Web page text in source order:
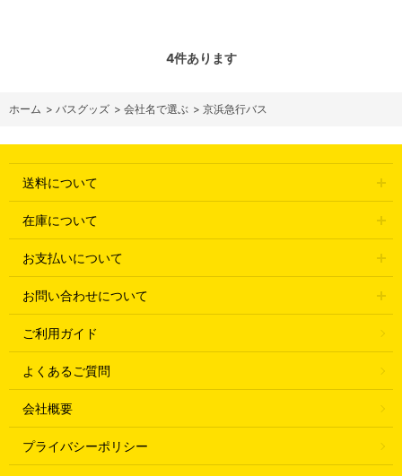
4件あります
ホーム > バスグッズ > 会社名で選ぶ > 京浜急行バス
送料について
在庫について
お支払いについて
お問い合わせについて
ご利用ガイド
よくあるご質問
会社概要
プライバシーポリシー